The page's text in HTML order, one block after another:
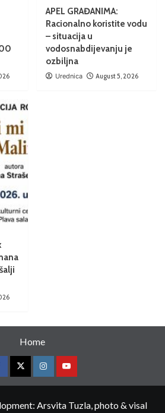
APEL GRAĐANIMA:
Racionalno koristite vodu
– situacija u
vodosnabdijevanju je
ozbiljna
Urednica August 5, 2026
Home
Arsvita Tuzla, photo & visal